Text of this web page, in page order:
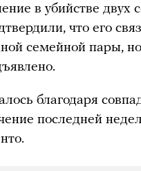
в убийстве двух
что его
семейной пары,
благодаря
последней